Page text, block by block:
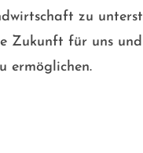
zu
Zukunft für uns
ermöglichen.